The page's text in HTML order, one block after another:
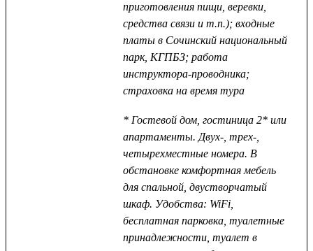
приготовления пищи, веревки,
средства связи и т.п.); входные
платы в Сочинский национальный
парк, КГПБЗ; работа
инструктора-проводника;
страховка на время тура
* Гостевой дом, гостиница 2* или
апартаменты. Двух-, трех-,
четырехместные номера. В
обстановке комфортная мебель
для спальной, двустворчатый
шкаф. Удобства: WiFi,
бесплатная парковка, туалетные
принадлежности, туалет в